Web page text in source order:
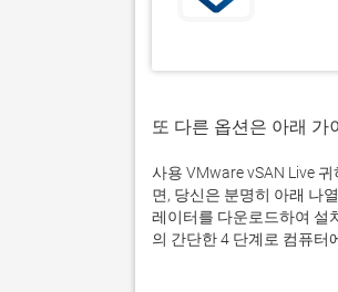
또 다른 옵션은 아래 가
사용 VMware vSAN Live
면, 당신은 분명히 아래 나
레이터를 다운로드하여 설
의 간단한 4 단계로 컴퓨터